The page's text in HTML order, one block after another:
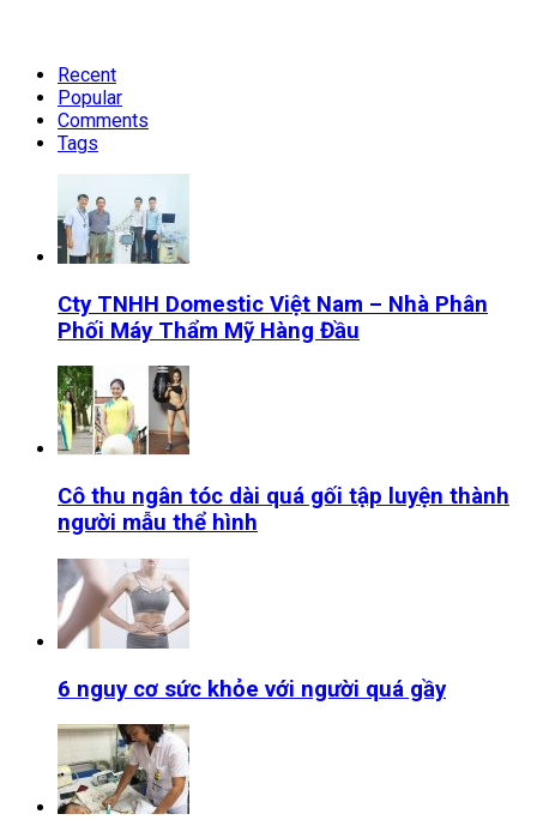
Recent
Popular
Comments
Tags
Cty TNHH Domestic Việt Nam – Nhà Phân
Phối Máy Thẩm Mỹ Hàng Đầu
Cô thu ngân tóc dài quá gối tập luyện thành
người mẫu thể hình
6 nguy cơ sức khỏe với người quá gầy